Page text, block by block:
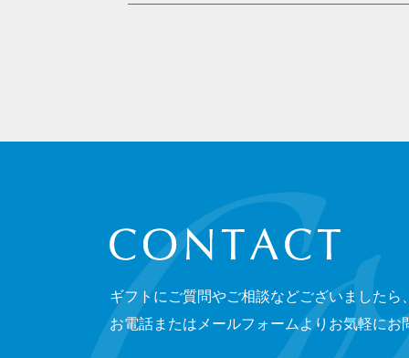
CONTACT
ギフトにご質問やご相談などございましたら
お電話またはメールフォームよりお気軽にお